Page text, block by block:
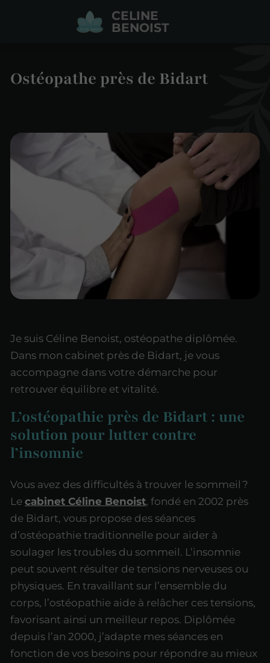
CELINE
BENOIST
Ostéopathe près de Bidart
Je suis Céline Benoist, ostéopathe diplômée.
Dans mon cabinet près de Bidart, je vous
accompagne dans votre démarche pour
retrouver équilibre et vitalité.
L’ostéopathie près de Bidart : une
solution pour lutter contre
l’insomnie
Vous avez des difficultés à trouver le sommeil ?
Le cabinet Céline Benoist, fondé en 2002 près
de Bidart, vous propose des séances
d’ostéopathie traditionnelle pour aider à
soulager les troubles du sommeil. L’insomnie
peut souvent résulter de tensions nerveuses ou
physiques. En travaillant sur l’ensemble du
corps, l’ostéopathie aide à relâcher ces tensions,
favorisant ainsi un meilleur repos. Diplômée
depuis l’an 2000, j’adapte mes séances en
fonction de vos besoins pour répondre au mieux